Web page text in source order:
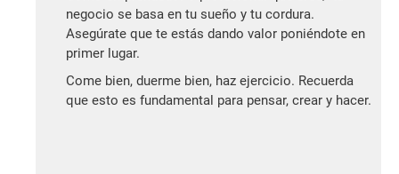
negocio se basa en tu sueño y tu cordura.
Asegúrate que te estás dando valor poniéndote en
primer lugar.
Come bien, duerme bien, haz ejercicio. Recuerda
que esto es fundamental para pensar, crear y hacer.